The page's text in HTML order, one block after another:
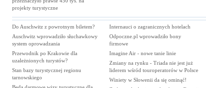
projekty turystyczne
Do Auschwitz z powrotnym biletem?
Auschwitz wprowadziło słuchawkowy
system oprowadzania
Przewodnik po Krakowie dla
uzależnionych turystów?
Stan bazy turystycznej regionu
tarnowskiego
Będą darmowe wizy turystyczne dla
Internauci o zagranicznych hotelach
Odpoczne.pl wprowadziło bony
firmowe
Imagine Air - nowe tanie linie
Zmiany na rynku - Triada nie jest już
liderem wśród touroperatorów w Polsce
Winiety w Słowenii da się ominąć!